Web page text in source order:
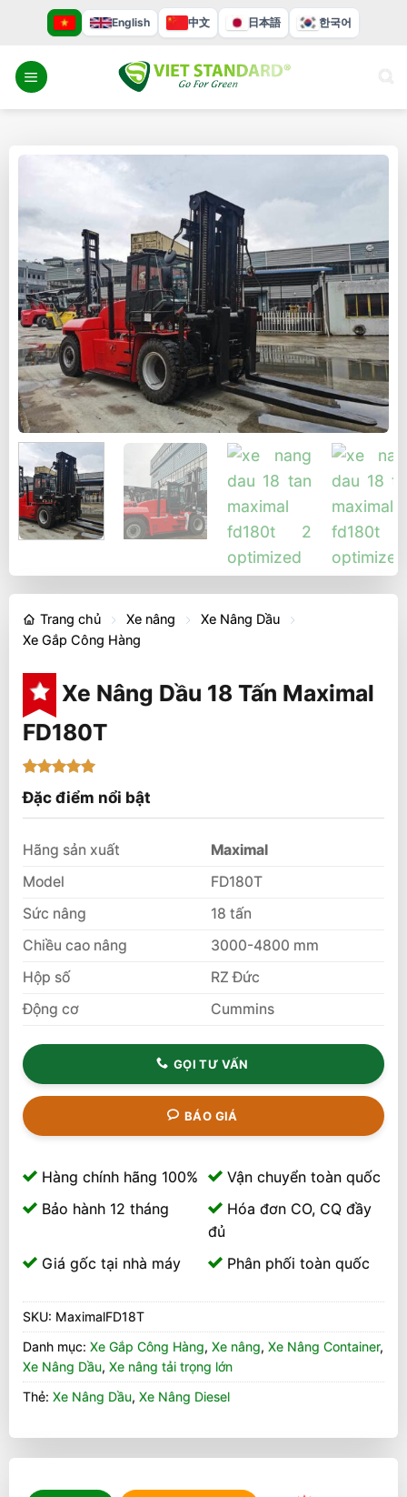
nội
dung
English 中文 日本語 한국어
Trang chủ Xe nâng
Xe Nâng Dầu
Xe Gắp Công Hàng
Xe Nâng Dầu 18 Tấn Maximal
FD180T
dựa trên
đánh giá
Đặc điểm nổi bật
Hãng sản xuất
Maximal
Model
FD180T
Sức nâng
18 tấn
Chiều cao nâng
3000-4800 mm
Hộp số
RZ Đức
Động cơ
Cummins
GỌI TƯ VẤN
BÁO GIÁ
Hàng chính hãng 100%
Vận chuyển toàn quốc
Bảo hành 12 tháng
Hóa đơn CO, CQ đầy
đủ
Giá gốc tại nhà máy
Phân phối toàn quốc
SKU: MaximalFD18T
Danh mục: Xe Gắp Công Hàng, Xe nâng, Xe Nâng Container,
Xe Nâng Dầu, Xe nâng tải trọng lớn
Thẻ: Xe Nâng Dầu, Xe Nâng Diesel